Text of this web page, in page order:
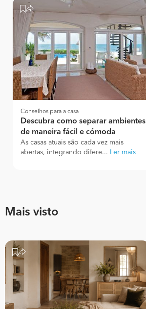
Conselhos para a casa
Descubra como separar ambientes
de maneira fácil e cómoda
As casas atuais são cada vez mais
abertas, integrando difere... Ler mais
Mais visto